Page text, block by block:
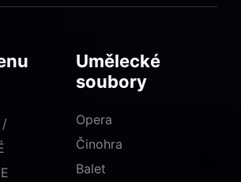
/
Umělecké
soubory
Opera
Činohra
Balet